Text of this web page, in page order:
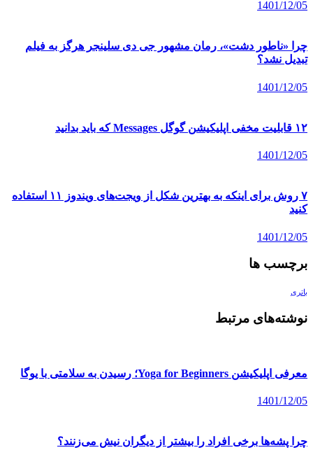
1401/12/05
چرا «ناطور دشت»، رمان مشهور جی دی سلینجر هرگز به فیلم
تبدیل نشد؟
1401/12/05
۱۲ قابلیت مخفی اپلیکیشن گوگل Messages که باید بدانید
1401/12/05
۷ روش برای اینکه به بهترین شکل از ویجت‌های ویندوز ۱۱ استفاده
کنید
1401/12/05
برچسب ها
باتری
نوشته‌های مرتبط
معرفی اپلیکیشن Yoga for Beginners؛ رسیدن به سلامتی با یوگا
1401/12/05
چرا پشه‌ها برخی افراد را بیشتر از دیگران نیش می‌زنند؟